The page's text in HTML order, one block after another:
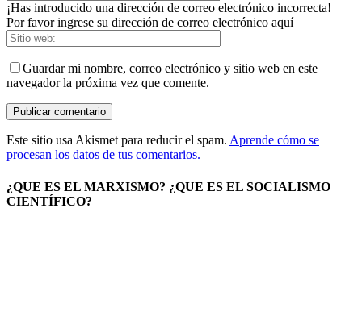
¡Has introducido una dirección de correo electrónico incorrecta!
Por favor ingrese su dirección de correo electrónico aquí
Guardar mi nombre, correo electrónico y sitio web en este
navegador la próxima vez que comente.
Este sitio usa Akismet para reducir el spam. Aprende cómo se
procesan los datos de tus comentarios.
¿QUE ES EL MARXISMO? ¿QUE ES EL SOCIALISMO
CIENTÍFICO?